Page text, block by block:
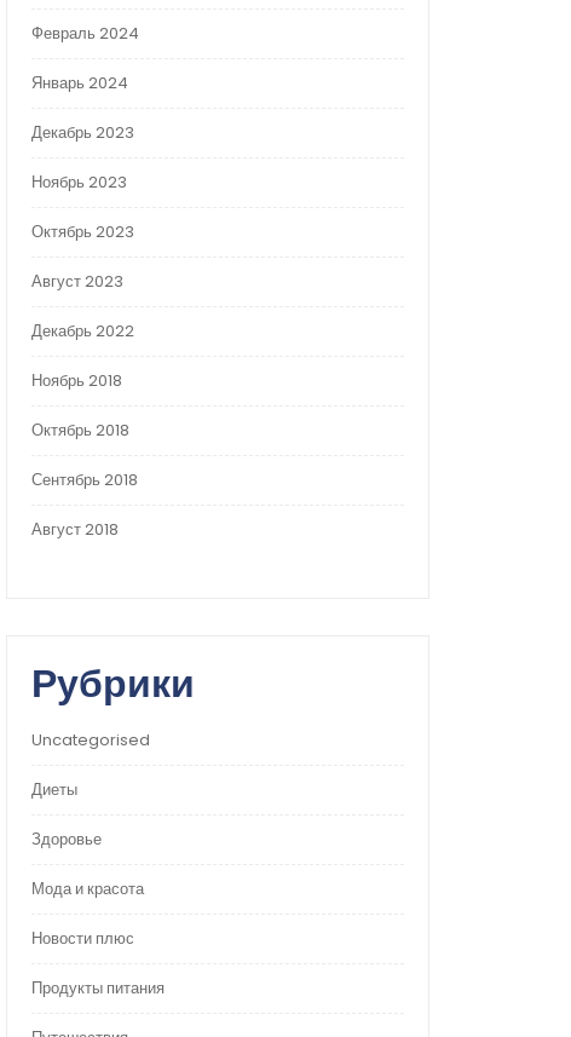
Февраль 2024
Январь 2024
Декабрь 2023
Ноябрь 2023
Октябрь 2023
Август 2023
Декабрь 2022
Ноябрь 2018
Октябрь 2018
Сентябрь 2018
Август 2018
Рубрики
Uncategorised
Диеты
Здоровье
Мода и красота
Новости плюс
Продукты питания